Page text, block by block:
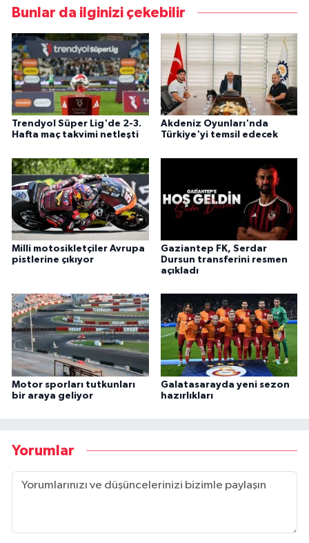
Bunlar da ilginizi çekebilir
Trendyol Süper Lig'de 2-3.
Hafta maç takvimi netleşti
Akdeniz Oyunları'nda
Türkiye'yi temsil edecek
Milli motosikletçiler Avrupa
pistlerine çıkıyor
Gaziantep FK, Serdar
Dursun transferini resmen
açıkladı
Motor sporları tutkunları
bir araya geliyor
Galatasarayda yeni sezon
hazırlıkları
Yorumlar